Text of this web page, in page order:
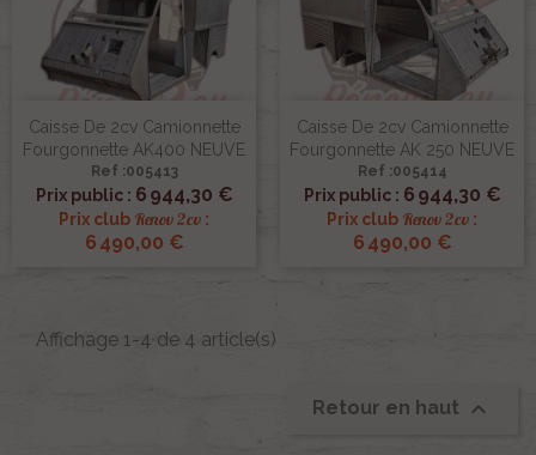
Caisse De 2cv Camionnette
Fourgonnette AK400 NEUVE
Ref :005413
Prix public : 6 944,30 €
Prix club Renov 2cv :
6 490,00 €
Caisse De 2cv Camionnette
Fourgonnette AK 250 NEUVE
Ref :005414
Prix public : 6 944,30 €
Prix club Renov 2cv :
6 490,00 €
Affichage 1-4 de 4 article(s)
Retour en haut 